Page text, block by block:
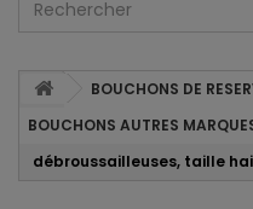
BOUCHONS DE
BOUCHONS AUTRES
débroussailleuses, taille